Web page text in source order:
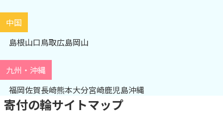
中国
島根山口鳥取広島岡山
九州・沖縄
福岡佐賀長崎熊本大分宮崎鹿児島沖縄
寄付の輪サイトマップ